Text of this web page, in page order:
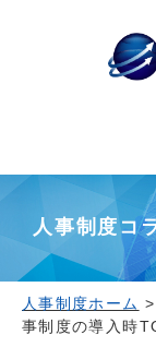
人事制度コ
人事制度ホーム >
事制度の導入時